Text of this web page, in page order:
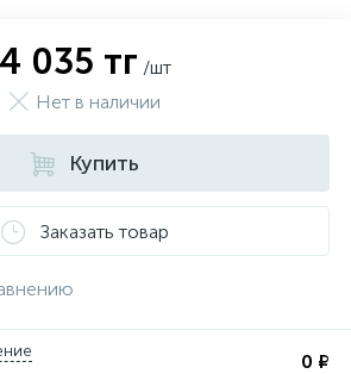
4 035 тг /шт
Нет в наличии
Купить
Заказать товар
0 ₽